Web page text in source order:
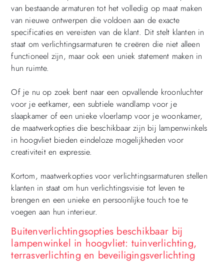
van bestaande armaturen tot het volledig op maat maken
van nieuwe ontwerpen die voldoen aan de exacte
specificaties en vereisten van de klant. Dit stelt klanten in
staat om verlichtingsarmaturen te creëren die niet alleen
functioneel zijn, maar ook een uniek statement maken in
hun ruimte.
Of je nu op zoek bent naar een opvallende kroonluchter
voor je eetkamer, een subtiele wandlamp voor je
slaapkamer of een unieke vloerlamp voor je woonkamer,
de maatwerkopties die beschikbaar zijn bij lampenwinkels
in hoogvliet bieden eindeloze mogelijkheden voor
creativiteit en expressie.
Kortom, maatwerkopties voor verlichtingsarmaturen stellen
klanten in staat om hun verlichtingsvisie tot leven te
brengen en een unieke en persoonlijke touch toe te
voegen aan hun interieur.
Buitenverlichtingsopties beschikbaar bij
lampenwinkel in hoogvliet: tuinverlichting,
terrasverlichting en beveiligingsverlichting